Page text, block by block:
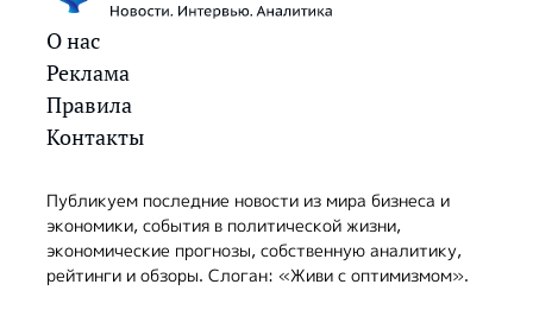
О нас
Реклама
Правила
Контакты
Публикуем последние новости из мира бизнеса и
экономики, события в политической жизни,
экономические прогнозы, собственную аналитику,
рейтинги и обзоры. Слоган: «Живи с оптимизмом».